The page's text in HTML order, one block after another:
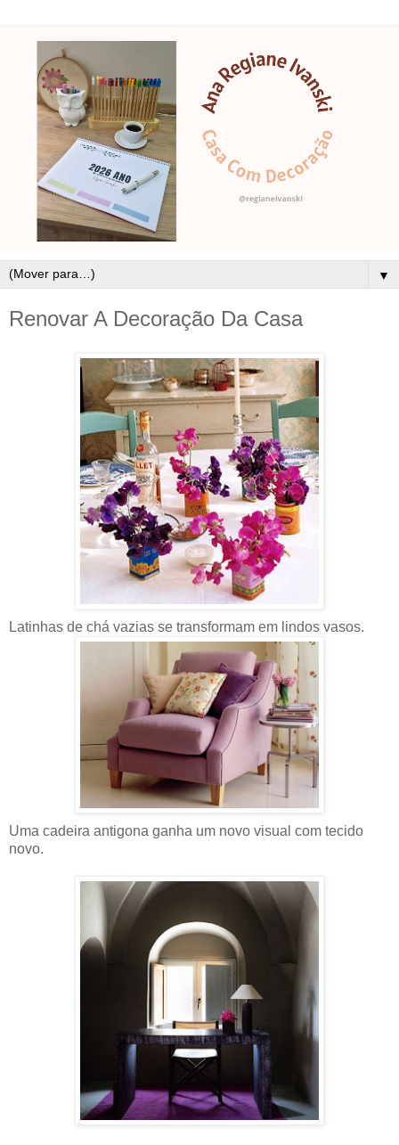
▼
Renovar A Decoração Da Casa
Latinhas de chá vazias se transformam em lindos vasos.
Uma cadeira antigona ganha um novo visual com tecido
novo.